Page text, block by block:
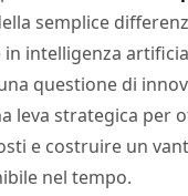
semplice
intelligenza
questione di
leva strategica per
e costruire un
nel tempo.